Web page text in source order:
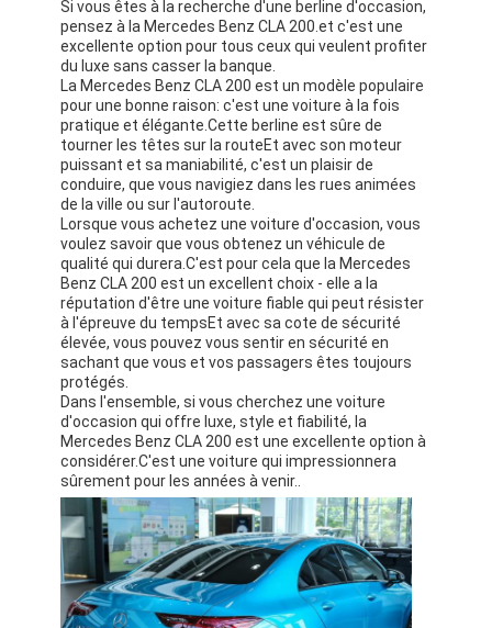
Si vous êtes à la recherche d'une berline d'occasion,
pensez à la Mercedes Benz CLA 200.et c'est une
excellente option pour tous ceux qui veulent profiter
du luxe sans casser la banque.
La Mercedes Benz CLA 200 est un modèle populaire
pour une bonne raison: c'est une voiture à la fois
pratique et élégante.Cette berline est sûre de
tourner les têtes sur la routeEt avec son moteur
puissant et sa maniabilité, c'est un plaisir de
conduire, que vous navigiez dans les rues animées
de la ville ou sur l'autoroute.
Lorsque vous achetez une voiture d'occasion, vous
voulez savoir que vous obtenez un véhicule de
qualité qui durera.C'est pour cela que la Mercedes
Benz CLA 200 est un excellent choix - elle a la
réputation d'être une voiture fiable qui peut résister
à l'épreuve du tempsEt avec sa cote de sécurité
élevée, vous pouvez vous sentir en sécurité en
sachant que vous et vos passagers êtes toujours
protégés.
Dans l'ensemble, si vous cherchez une voiture
d'occasion qui offre luxe, style et fiabilité, la
Mercedes Benz CLA 200 est une excellente option à
considérer.C'est une voiture qui impressionnera
sûrement pour les années à venir..